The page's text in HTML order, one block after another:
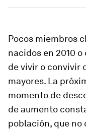
Pocos miembros
nacidos en 2010
de vivir o convivir
mayores. La
momento de
de aumento
población, que